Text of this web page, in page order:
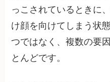
っこされているときに
け顔を向けてしまう状
つではなく、複数の要
とんどです。